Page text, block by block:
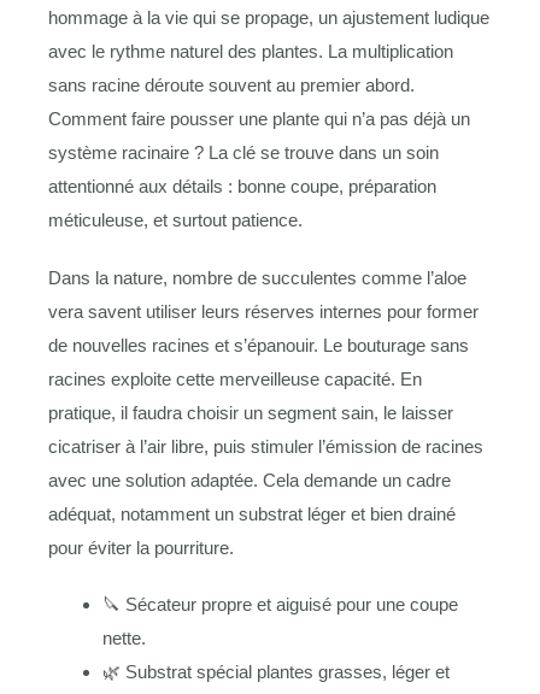
hommage à la vie qui se propage, un ajustement ludique
avec le rythme naturel des plantes. La multiplication
sans racine déroute souvent au premier abord.
Comment faire pousser une plante qui n’a pas déjà un
système racinaire ? La clé se trouve dans un soin
attentionné aux détails : bonne coupe, préparation
méticuleuse, et surtout patience.
Dans la nature, nombre de succulentes comme l’aloe
vera savent utiliser leurs réserves internes pour former
de nouvelles racines et s’épanouir. Le bouturage sans
racines exploite cette merveilleuse capacité. En
pratique, il faudra choisir un segment sain, le laisser
cicatriser à l’air libre, puis stimuler l’émission de racines
avec une solution adaptée. Cela demande un cadre
adéquat, notamment un substrat léger et bien drainé
pour éviter la pourriture.
🔪 Sécateur propre et aiguisé pour une coupe
nette.
🌿 Substrat spécial plantes grasses, léger et